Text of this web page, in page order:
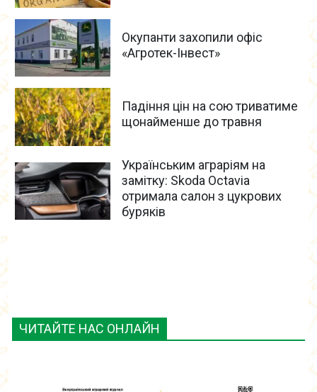
ЧИТАЙТЕ НАС ОНЛАЙН
Окупанти захопили офіс
«Агротек-Інвест»
Падіння цін на сою триватиме
щонайменше до травня
Українським аграріям на
замітку: Skoda Octavia
отримала салон з цукрових
буряків